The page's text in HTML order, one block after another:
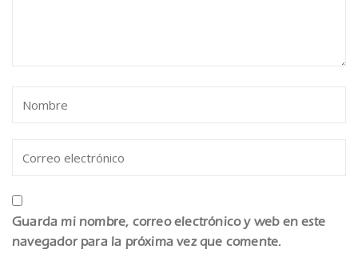
Guarda mi nombre, correo electrónico y web en este
navegador para la próxima vez que comente.